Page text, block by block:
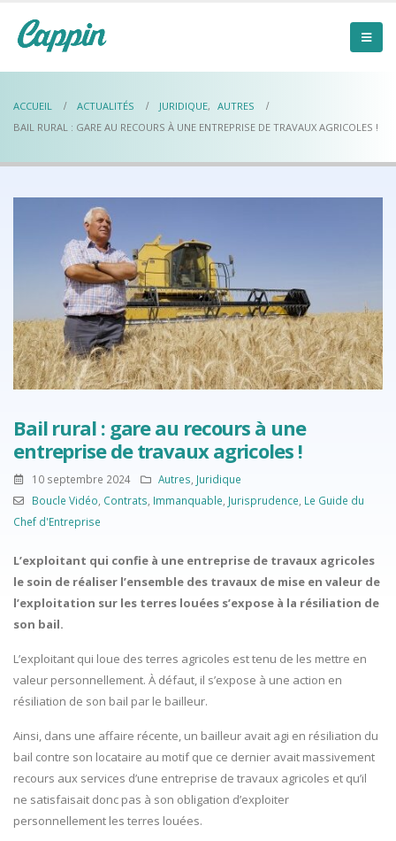
ACCUEIL ACTUALITÉS JURIDIQUE, AUTRES
BAIL RURAL : GARE AU RECOURS À UNE ENTREPRISE DE TRAVAUX AGRICOLES !
Bail rural : gare au recours à une
entreprise de travaux agricoles !
10 septembre 2024 Autres Juridique
Boucle Vidéo Contrats Immanquable Jurisprudence Le Guide du
Chef d'Entreprise
L’exploitant qui confie à une entreprise de travaux agricoles
le soin de réaliser l’ensemble des travaux de mise en valeur de
l’exploitation sur les terres louées s’expose à la résiliation de
son bail.
L’exploitant qui loue des terres agricoles est tenu de les mettre en
valeur personnellement. À défaut, il s’expose à une action en
résiliation de son bail par le bailleur.
Ainsi, dans une affaire récente, un bailleur avait agi en résiliation du
bail contre son locataire au motif que ce dernier avait massivement
recours aux services d’une entreprise de travaux agricoles et qu’il
ne satisfaisait donc pas à son obligation d’exploiter
personnellement les terres louées.